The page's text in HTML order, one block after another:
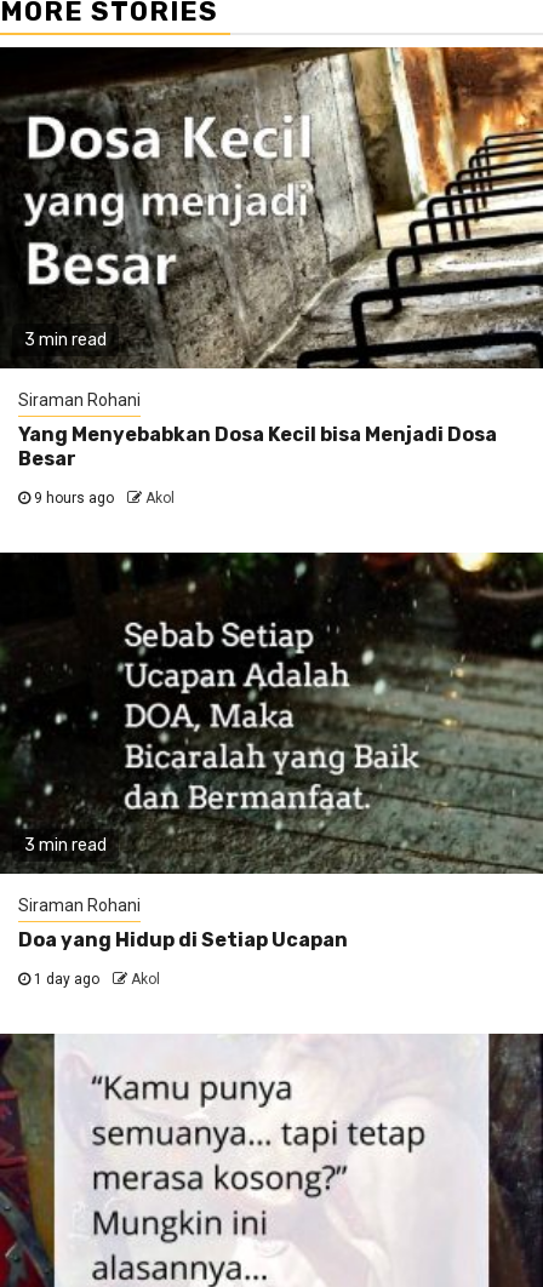
MORE STORIES
3 min read
Siraman Rohani
Yang Menyebabkan Dosa Kecil bisa Menjadi Dosa
Besar
9 hours ago Akol
3 min read
Siraman Rohani
Doa yang Hidup di Setiap Ucapan
1 day ago Akol